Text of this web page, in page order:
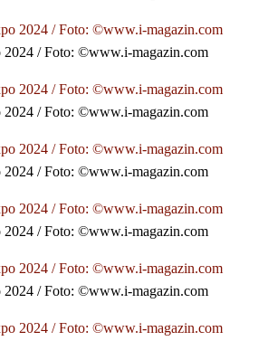
2024 / Foto: ©www.i-magazin.com
2024 / Foto: ©www.i-magazin.com
2024 / Foto: ©www.i-magazin.com
2024 / Foto: ©www.i-magazin.com
2024 / Foto: ©www.i-magazin.com